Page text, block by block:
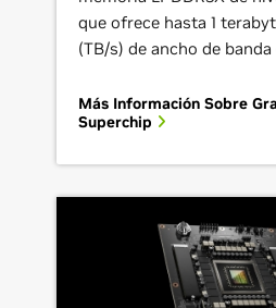
que ofrece hasta 1
(TB/s) de ancho de
Más Información Sobre
Superchip